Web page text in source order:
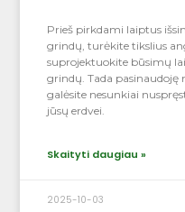
Prieš pirkdami laiptus
grindų, turėkite tikslius
suprojektuokite būsimų
grindų. Tada pasinaudoję
galėsite nesunkiai
jūsų erdvei.
Skaityti daugiau »
2025-10-03